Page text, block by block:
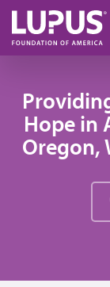
Pasar al
Hope in
Oregon,